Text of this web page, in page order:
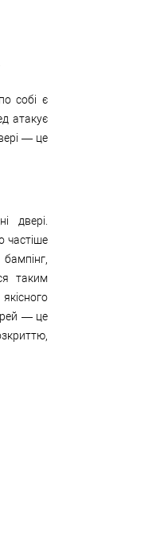
собі є
атакує
— це
двері.
частіше
таким
— це